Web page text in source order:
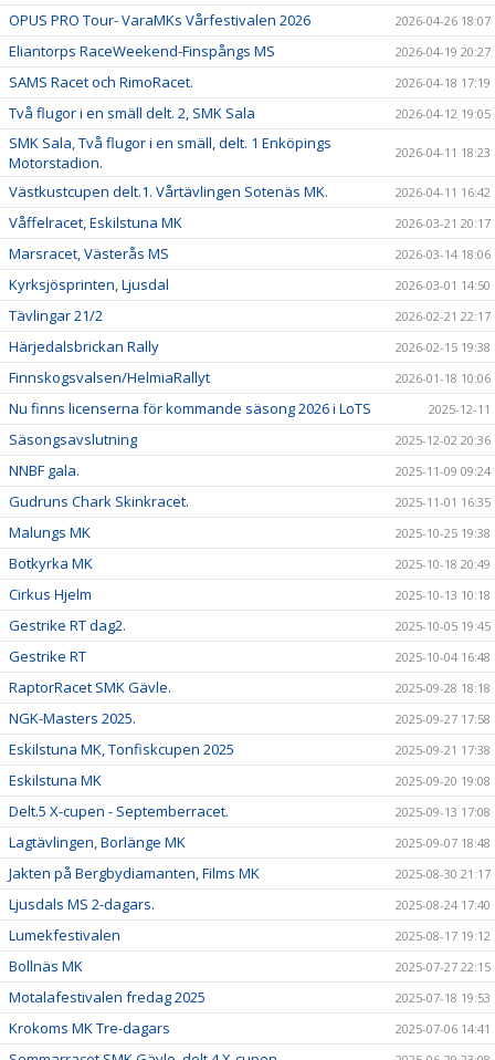
OPUS PRO Tour- VaraMKs Vårfestivalen 2026 2026-04-26 18:07
Eliantorps RaceWeekend-Finspångs MS 2026-04-19 20:27
SAMS Racet och RimoRacet. 2026-04-18 17:19
Två flugor i en smäll delt. 2, SMK Sala 2026-04-12 19:05
SMK Sala, Två flugor i en smäll, delt. 1 Enköpings
Motorstadion.
2026-04-11 18:23
Västkustcupen delt.1. Vårtävlingen Sotenäs MK. 2026-04-11 16:42
Våffelracet, Eskilstuna MK 2026-03-21 20:17
Marsracet, Västerås MS 2026-03-14 18:06
Kyrksjösprinten, Ljusdal 2026-03-01 14:50
Tävlingar 21/2 2026-02-21 22:17
Härjedalsbrickan Rally 2026-02-15 19:38
Finnskogsvalsen/HelmiaRallyt 2026-01-18 10:06
Nu finns licenserna för kommande säsong 2026 i LoTS 2025-12-11
Säsongsavslutning 2025-12-02 20:36
NNBF gala. 2025-11-09 09:24
Gudruns Chark Skinkracet. 2025-11-01 16:35
Malungs MK 2025-10-25 19:38
Botkyrka MK 2025-10-18 20:49
Cirkus Hjelm 2025-10-13 10:18
Gestrike RT dag2. 2025-10-05 19:45
Gestrike RT 2025-10-04 16:48
RaptorRacet SMK Gävle. 2025-09-28 18:18
NGK-Masters 2025. 2025-09-27 17:58
Eskilstuna MK, Tonfiskcupen 2025 2025-09-21 17:38
Eskilstuna MK 2025-09-20 19:08
Delt.5 X-cupen - Septemberracet. 2025-09-13 17:08
Lagtävlingen, Borlänge MK 2025-09-07 18:48
Jakten på Bergbydiamanten, Films MK 2025-08-30 21:17
Ljusdals MS 2-dagars. 2025-08-24 17:40
Lumekfestivalen 2025-08-17 19:12
Bollnäs MK 2025-07-27 22:15
Motalafestivalen fredag 2025 2025-07-18 19:53
Krokoms MK Tre-dagars 2025-07-06 14:41